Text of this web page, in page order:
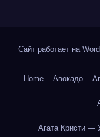
Сайт работает на
Home Авокадо
Агата Кристи —